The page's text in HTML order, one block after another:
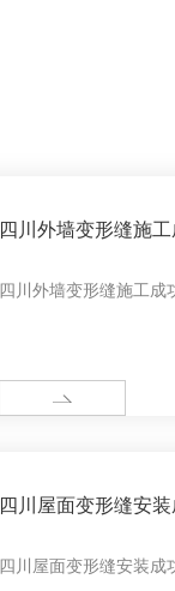
四川外墙变形缝施工
四川外墙变形缝施工成
四川屋面变形缝安装
四川屋面变形缝安装成